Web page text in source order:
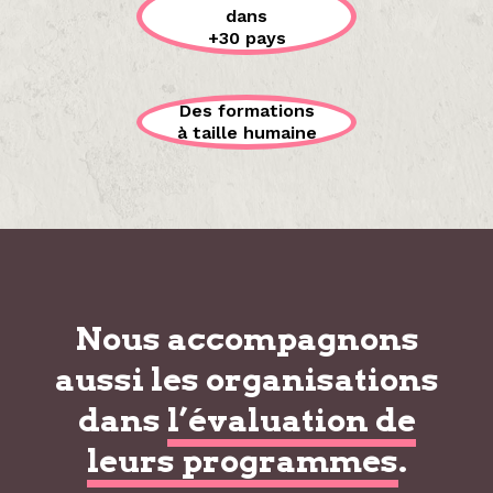
dans
+30 pays
Des formations
à taille humaine
Nous accompagnons
aussi les organisations
dans l’évaluation de
leurs programmes.